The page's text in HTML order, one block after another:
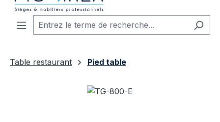
Table restaurant
Pied table